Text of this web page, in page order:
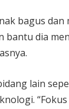
bagus
bantu dia
lain